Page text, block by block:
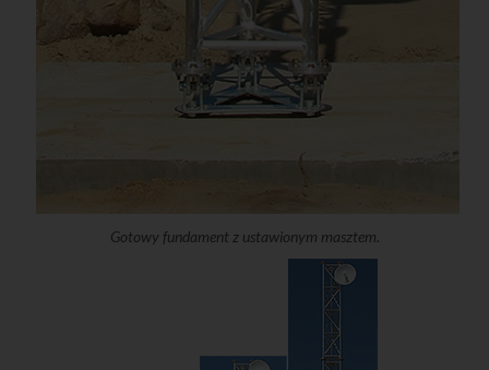
Gotowy fundament z ustawionym masztem.